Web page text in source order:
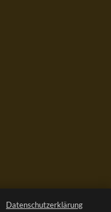
Datenschutzerklärung